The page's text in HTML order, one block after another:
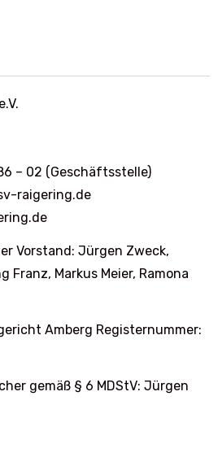
– 02 (Geschäftsstelle)
raigering.de
Vorstand: Jürgen Zweck,
Franz, Markus Meier, Ramona
Amberg Registernummer:
gemäß § 6 MDStV: Jürgen